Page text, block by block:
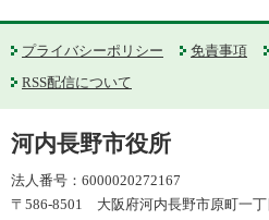
プライバシーポリシー 免責事項
RSS配信について
河内長野市役所
法人番号：6000020272167
〒586-8501 大阪府河内長野市原町一丁